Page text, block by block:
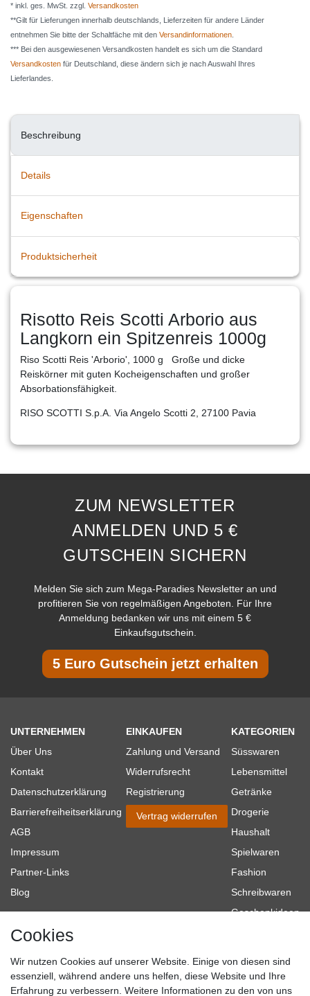
* inkl. ges. MwSt. zzgl. Versandkosten
**Gilt für Lieferungen innerhalb deutschlands, Lieferzeiten für andere Länder
entnehmen Sie bitte der Schaltfäche mit den Versandinformationen
*** Bei den ausgewiesenen Versandkosten handelt es sich um die Standard
Versandkosten für Deutschland, diese ändern sich je nach Auswahl Ihres
Lieferlandes.
Beschreibung
Details
Eigenschaften
Produktsicherheit
Risotto Reis Scotti Arborio aus
Langkorn ein Spitzenreis 1000g
Riso Scotti Reis 'Arborio', 1000 g Große und dicke
Reiskörner mit guten Kocheigenschaften und großer
Absorbationsfähigkeit.
RISO SCOTTI S.p.A. Via Angelo Scotti 2, 27100 Pavia
ZUM NEWSLETTER
ANMELDEN UND 5 €
GUTSCHEIN SICHERN
Melden Sie sich zum Mega-Paradies Newsletter an und
profitieren Sie von regelmäßigen Angeboten. Für Ihre
Anmeldung bedanken wir uns mit einem 5 €
Einkaufsgutschein.
5 Euro Gutschein jetzt erhalten
UNTERNEHMEN
Über Uns
Kontakt
Datenschutzerklärung
Barrierefreiheitserklärung
AGB
Impressum
Partner-Links
Blog
EINKAUFEN
Zahlung und Versand
Widerrufsrecht
Registrierung
Vertrag widerrufen
KATEGORIEN
Süsswaren
Lebensmittel
Getränke
Drogerie
Haushalt
Spielwaren
Fashion
Schreibwaren
Geschenkideen
Topmarken
Cookies
Wir nutzen Cookies auf unserer Website. Einige von diesen sind
essenziell, während andere uns helfen, diese Website und Ihre
Erfahrung zu verbessern. Weitere Informationen zu den von uns